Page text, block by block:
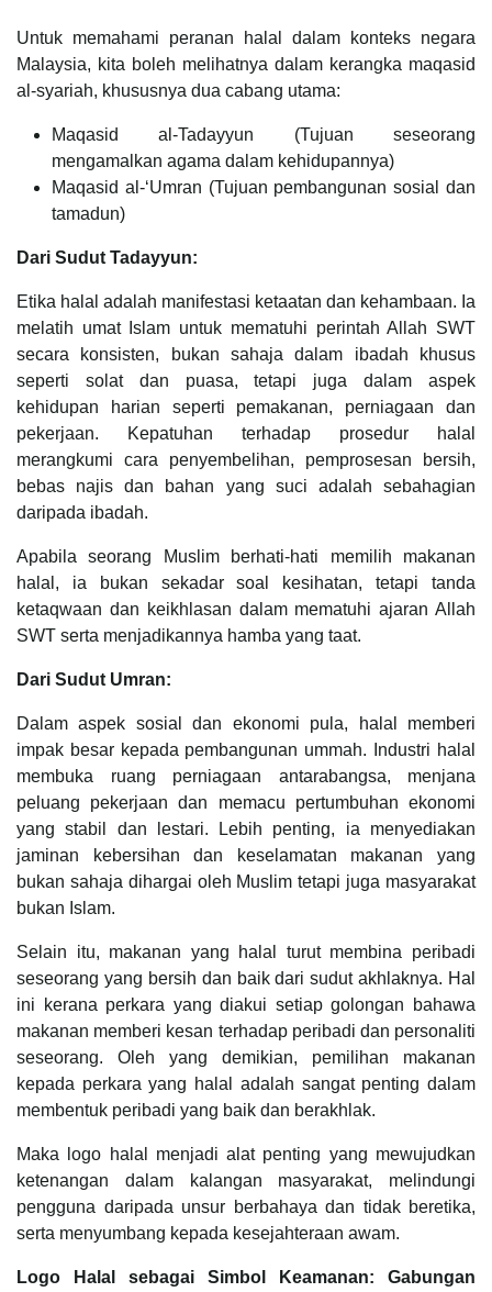
Untuk memahami peranan halal dalam konteks negara
Malaysia, kita boleh melihatnya dalam kerangka maqasid
al-syariah, khususnya dua cabang utama:
Maqasid al-Tadayyun (Tujuan seseorang
mengamalkan agama dalam kehidupannya)
Maqasid al-‘Umran (Tujuan pembangunan sosial dan
tamadun)
Dari Sudut Tadayyun:
Etika halal adalah manifestasi ketaatan dan kehambaan. Ia
melatih umat Islam untuk mematuhi perintah Allah SWT
secara konsisten, bukan sahaja dalam ibadah khusus
seperti solat dan puasa, tetapi juga dalam aspek
kehidupan harian seperti pemakanan, perniagaan dan
pekerjaan. Kepatuhan terhadap prosedur halal
merangkumi cara penyembelihan, pemprosesan bersih,
bebas najis dan bahan yang suci adalah sebahagian
daripada ibadah.
Apabila seorang Muslim berhati-hati memilih makanan
halal, ia bukan sekadar soal kesihatan, tetapi tanda
ketaqwaan dan keikhlasan dalam mematuhi ajaran Allah
SWT serta menjadikannya hamba yang taat.
Dari Sudut Umran:
Dalam aspek sosial dan ekonomi pula, halal memberi
impak besar kepada pembangunan ummah. Industri halal
membuka ruang perniagaan antarabangsa, menjana
peluang pekerjaan dan memacu pertumbuhan ekonomi
yang stabil dan lestari. Lebih penting, ia menyediakan
jaminan kebersihan dan keselamatan makanan yang
bukan sahaja dihargai oleh Muslim tetapi juga masyarakat
bukan Islam.
Selain itu, makanan yang halal turut membina peribadi
seseorang yang bersih dan baik dari sudut akhlaknya. Hal
ini kerana perkara yang diakui setiap golongan bahawa
makanan memberi kesan terhadap peribadi dan personaliti
seseorang. Oleh yang demikian, pemilihan makanan
kepada perkara yang halal adalah sangat penting dalam
membentuk peribadi yang baik dan berakhlak.
Maka logo halal menjadi alat penting yang mewujudkan
ketenangan dalam kalangan masyarakat, melindungi
pengguna daripada unsur berbahaya dan tidak beretika,
serta menyumbang kepada kesejahteraan awam.
Logo Halal sebagai Simbol Keamanan: Gabungan